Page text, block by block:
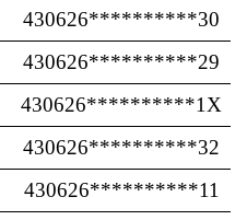
430626**********30
430626**********29
430626**********1X
430626**********32
430626**********11